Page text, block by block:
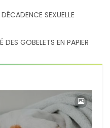
SEXUELLE
DES GOBELETS EN PAPIER